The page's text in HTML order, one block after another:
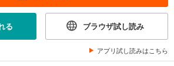
る ブラウザ試し読み
アプリ試し読みはこちら